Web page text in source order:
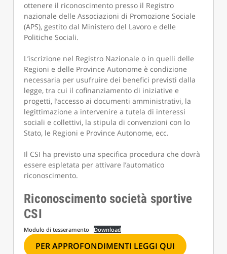
ottenere il riconoscimento presso il Registro
nazionale delle Associazioni di Promozione Sociale
(APS), gestito dal Ministero del Lavoro e delle
Politiche Sociali.
L’iscrizione nel Registro Nazionale o in quelli delle
Regioni e delle Province Autonome è condizione
necessaria per usufruire dei benefici previsti dalla
legge, tra cui il cofinanziamento di iniziative e
progetti, l’accesso ai documenti amministrativi, la
legittimazione a intervenire a tutela di interessi
sociali e collettivi, la stipula di convenzioni con lo
Stato, le Regioni e Province Autonome, ecc.
Il CSI ha previsto una specifica procedura che dovrà
essere espletata per attivare l’automatico
riconoscimento.
Riconoscimento società sportive
CSI
Modulo di tesseramento Download
PER APPROFONDIMENTI LEGGI QUI